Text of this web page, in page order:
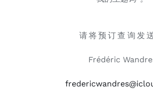
请将预订查询发
Frédéric